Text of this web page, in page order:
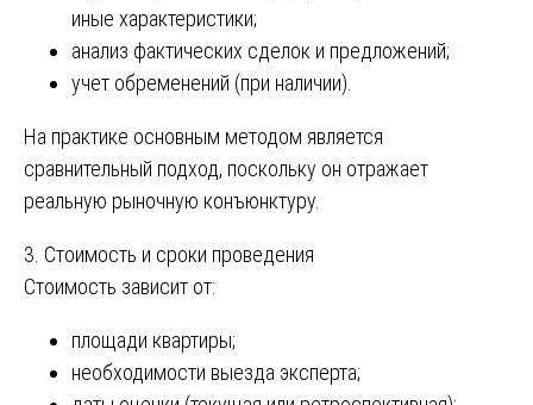
иные характеристики;
анализ фактических сделок и предложений;
учет обременений (при наличии).
На практике основным методом является
сравнительный подход, поскольку он отражает
реальную рыночную конъюнктуру.
3. Стоимость и сроки проведения
Стоимость зависит от:
площади квартиры;
необходимости выезда эксперта;